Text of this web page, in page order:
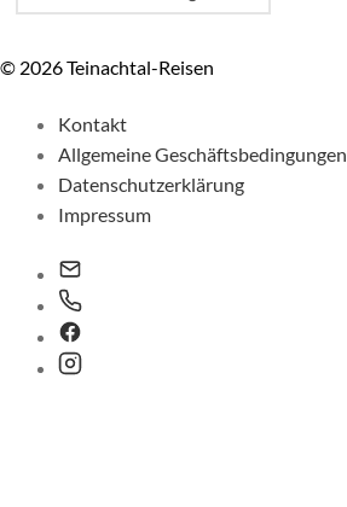
© 2026 Teinachtal-Reisen
Kontakt
Allgemeine Geschäftsbedingungen
Datenschutzerklärung
Impressum